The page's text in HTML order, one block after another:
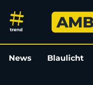
SSV Jahn
News Blaulicht